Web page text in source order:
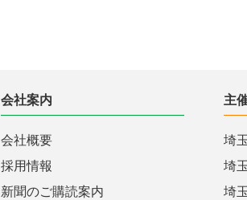
会社案内
会社概要
採用情報
新聞のご購読案内
主
埼
埼
埼